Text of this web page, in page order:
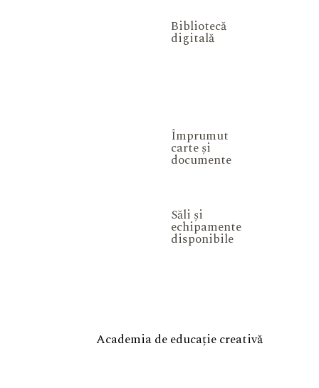
Bibliotecă
digitală
Împrumut
carte și
documente
Săli și
echipamente
disponibile
Academia de educație creativă